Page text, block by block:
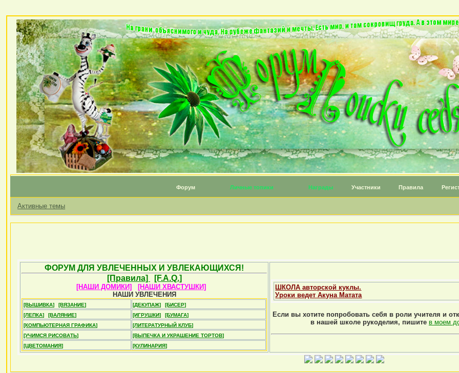
Форум Личные топики Награды Участники Правила
Активные темы
ФОРУМ ДЛЯ УВЛЕЧЕННЫХ И УВЛЕКАЮЩИХСЯ!
[Правила]
[F.A.Q.]
[НАШИ ДОМИКИ]
[НАШИ ХВАСТУШКИ]
НАШИ УВЛЕЧЕНИЯ
[ВЫШИВКА] [ВЯЗАНИЕ] [ДЕКУПАЖ]
[БИСЕР]
[ЛЕПКА]
[ВАЛЯНИЕ] [ИГРУШКИ]
[БУМАГА]
[КОМПЬЮТЕРНАЯ ГРАФИКА]
[ЛИТЕРАТУРНЫЙ КЛУБ]
[УЧИМСЯ РИСОВАТЬ]
[ВЫПЕЧКА И УКРАШЕНИЕ ТОРТОВ]
[ЦВЕТОМАНИЯ]
[КУЛИНАРИЯ]
ШКОЛА авторской куклы.
Уроки ведет Акуна Матата
Если вы хотите попробовать себя в роли учителя и
в нашей школе рукоделия, пишите в моем